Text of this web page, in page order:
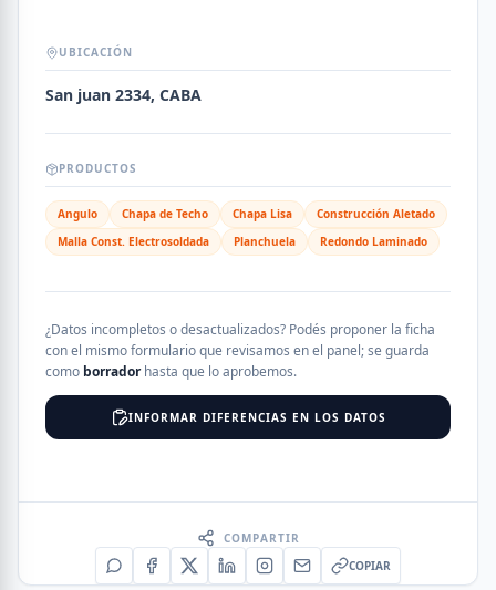
UBICACIÓN
San juan 2334, CABA
PRODUCTOS
Angulo Chapa de Techo Chapa Lisa
Construcción Aletado
Malla Const. Electrosoldada
Planchuela Redondo Laminado
¿Datos incompletos o desactualizados? Podés proponer la ficha
con el mismo formulario que revisamos en el panel; se guarda
como borradorhasta que lo aprobemos.
INFORMAR DIFERENCIAS EN LOS DATOS
COMPARTIR
COPIAR